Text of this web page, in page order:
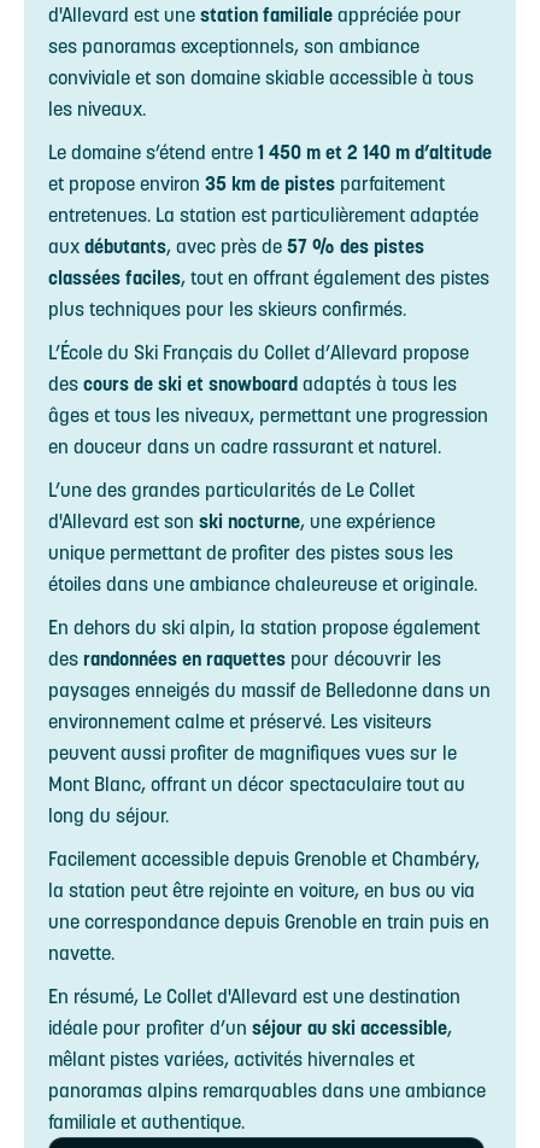
d'Allevard est une station familiale appréciée pour
ses panoramas exceptionnels, son ambiance
conviviale et son domaine skiable accessible à tous
les niveaux.
Le domaine s’étend entre 1 450 m et 2 140 m d’altitude
et propose environ 35 km de pistes parfaitement
entretenues. La station est particulièrement adaptée
aux débutants, avec près de 57 % des pistes
classées faciles, tout en offrant également des pistes
plus techniques pour les skieurs confirmés.
L’École du Ski Français du Collet d’Allevard propose
des cours de ski et snowboard adaptés à tous les
âges et tous les niveaux, permettant une progression
en douceur dans un cadre rassurant et naturel.
L’une des grandes particularités de Le Collet
d'Allevard est son ski nocturne, une expérience
unique permettant de profiter des pistes sous les
étoiles dans une ambiance chaleureuse et originale.
En dehors du ski alpin, la station propose également
des randonnées en raquettes pour découvrir les
paysages enneigés du massif de Belledonne dans un
environnement calme et préservé. Les visiteurs
peuvent aussi profiter de magnifiques vues sur le
Mont Blanc, offrant un décor spectaculaire tout au
long du séjour.
Facilement accessible depuis Grenoble et Chambéry,
la station peut être rejointe en voiture, en bus ou via
une correspondance depuis Grenoble en train puis en
navette.
En résumé, Le Collet d'Allevard est une destination
idéale pour profiter d’un séjour au ski accessible,
mêlant pistes variées, activités hivernales et
panoramas alpins remarquables dans une ambiance
familiale et authentique.